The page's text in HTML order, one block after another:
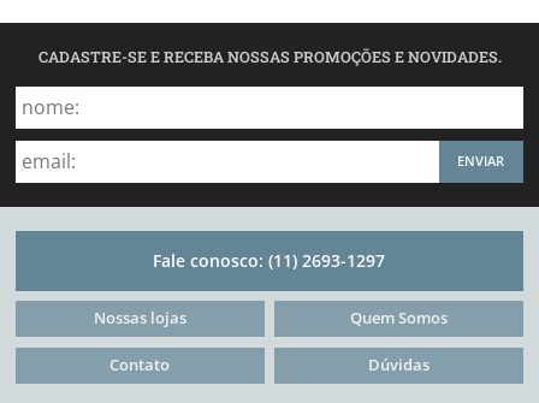
CADASTRE-SE E RECEBA NOSSAS PROMOÇÕES E NOVIDADES.
ENVIAR
Fale conosco:(11) 2693-1297
Nossas lojas Quem Somos
Contato Dúvidas